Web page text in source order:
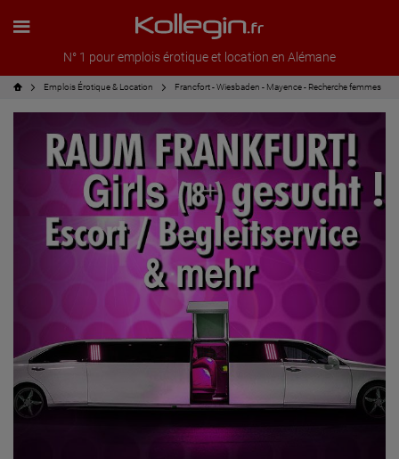
N° 1 pour emplois érotique et location en Alémane
Emplois Érotique & Location Francfort - Wiesbaden - Mayence - Recherche femmes